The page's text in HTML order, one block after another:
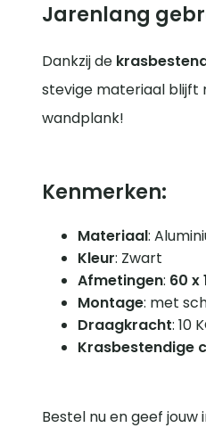
Jarenlang
Dankzij de
stevige materiaal blijft
wandplank!
Kenmerken:
Materiaal:
Kleur: Zwart
Afmetingen: 60 x
Montage: met
Draagkracht: 10
Krasbestendige
Bestel nu en geef